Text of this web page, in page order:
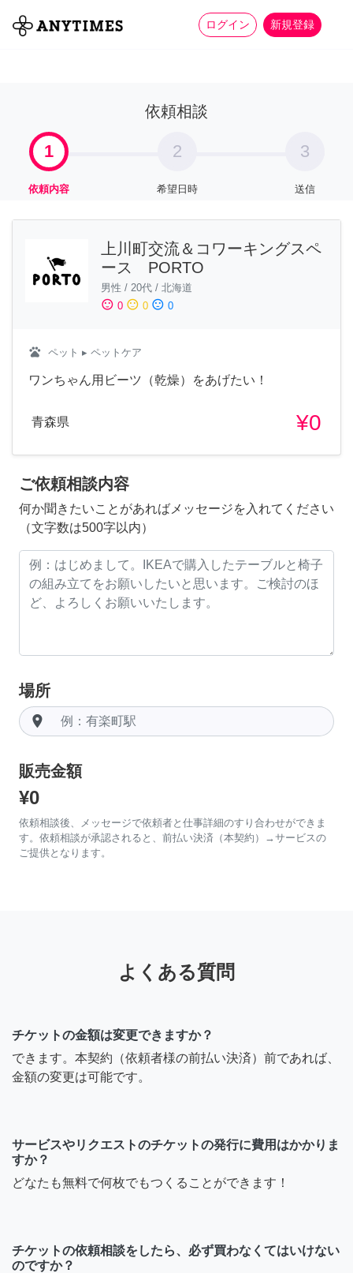
ログイン 新規登録
全て 家事 more_horiz
依頼相談
1
依頼内容
2
希望日時
3
送信
上川町交流＆コワーキングスペ
ース PORTO
男性 / 20代 / 北海道
sentiment_satisfied 0 sentiment_neutral 0 sentiment_dissatisfied 0
pets ペット ▸ ペットケア
ワンちゃん用ビーツ（乾燥）をあげたい！
青森県 ¥0
ご依頼相談内容
何か聞きたいことがあればメッセージを入れてください
（文字数は500字以内）
場所
room
販売金額
¥0
依頼相談後、メッセージで依頼者と仕事詳細のすり合わせができま
す。依頼相談が承認されると、前払い決済（本契約）→サービスの
ご提供となります。
よくある質問
チケットの金額は変更できますか？
できます。本契約（依頼者様の前払い決済）前であれば、
金額の変更は可能です。
サービスやリクエストのチケットの発行に費用はかかりま
すか？
どなたも無料で何枚でもつくることができます！
チケットの依頼相談をしたら、必ず買わなくてはいけない
のですか？